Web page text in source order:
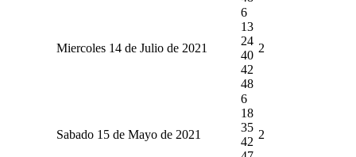
Miercoles 14 de Julio de 2021
6
13
24
40
42
48
2
Sabado 15 de Mayo de 2021
6
18
35
42
2